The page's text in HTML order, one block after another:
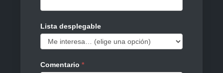
Lista desplegable
Comentario*